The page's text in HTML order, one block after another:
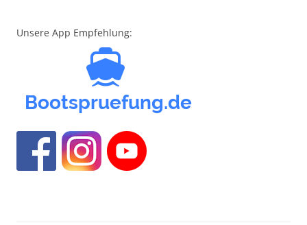
Unsere App Empfehlung: